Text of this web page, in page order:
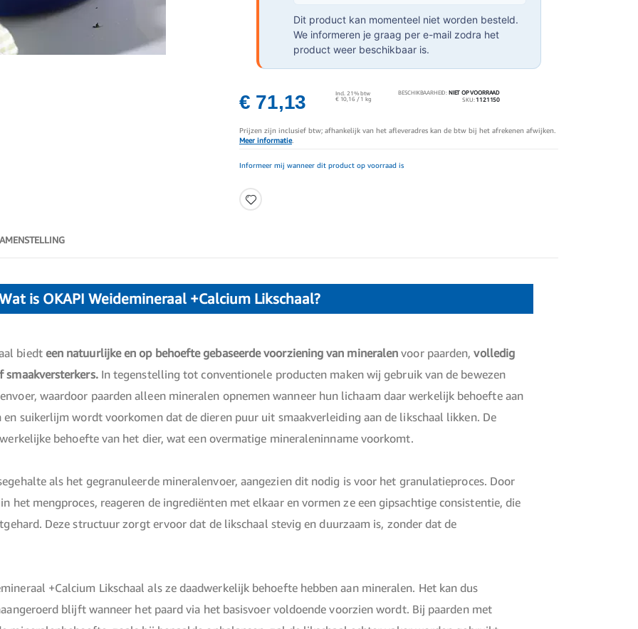
Dit product kan momenteel niet worden besteld.
We informeren je graag per e-mail zodra het
product weer beschikbaar is.
€ 71,13
Incl. 21% btw
€ 10,16/ 1 kg
BESCHIKBAARHEID: NIET OP VOORRAAD
SKU 1121150
Prijzen zijn inclusief btw; afhankelijk van het afleveradres kan de btw bij het afrekenen afwijken.
Meer informatie.
Informeer mij wanneer dit product op voorraad is
is OKAPI Weidemineraal +Calcium Likschaal?
biedteen natuurlijke en op behoefte gebaseerde voorziening van mineralen voor paarden,volledig
smaakversterkers.In tegenstelling tot conventionele producten maken wij gebruik van de bewezen
waardoor paarden alleen mineralen opnemen wanneer hun lichaam daar werkelijk behoefte aan
suikerlijm wordt voorkomen dat de dieren puur uit smaakverleiding aan de likschaal likken. De
behoefte van het dier, wat een overmatige mineraleninname voorkomt.
als het gegranuleerde mineralenvoer, aangezien dit nodig is voor het granulatieproces. Door
het mengproces, reageren de ingrediënten met elkaar en vormen ze een gipsachtige consistentie, die
Deze structuur zorgt ervoor dat de likschaal stevig en duurzaam is, zonder dat de
+Calcium Likschaal als ze daadwerkelijk behoefte hebben aan mineralen. Het kan dus
blijft wanneer het paard via het basisvoer voldoende voorzien wordt. Bij paarden met